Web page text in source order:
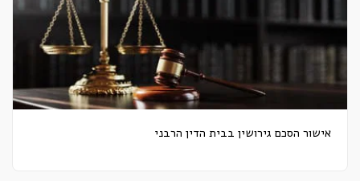
אישור הסכם גירושין בבית הדין הרבני